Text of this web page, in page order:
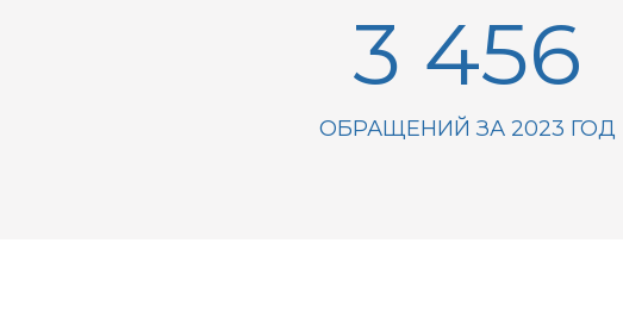
3 456
ОБРАЩЕНИЙ ЗА 2023 ГОД